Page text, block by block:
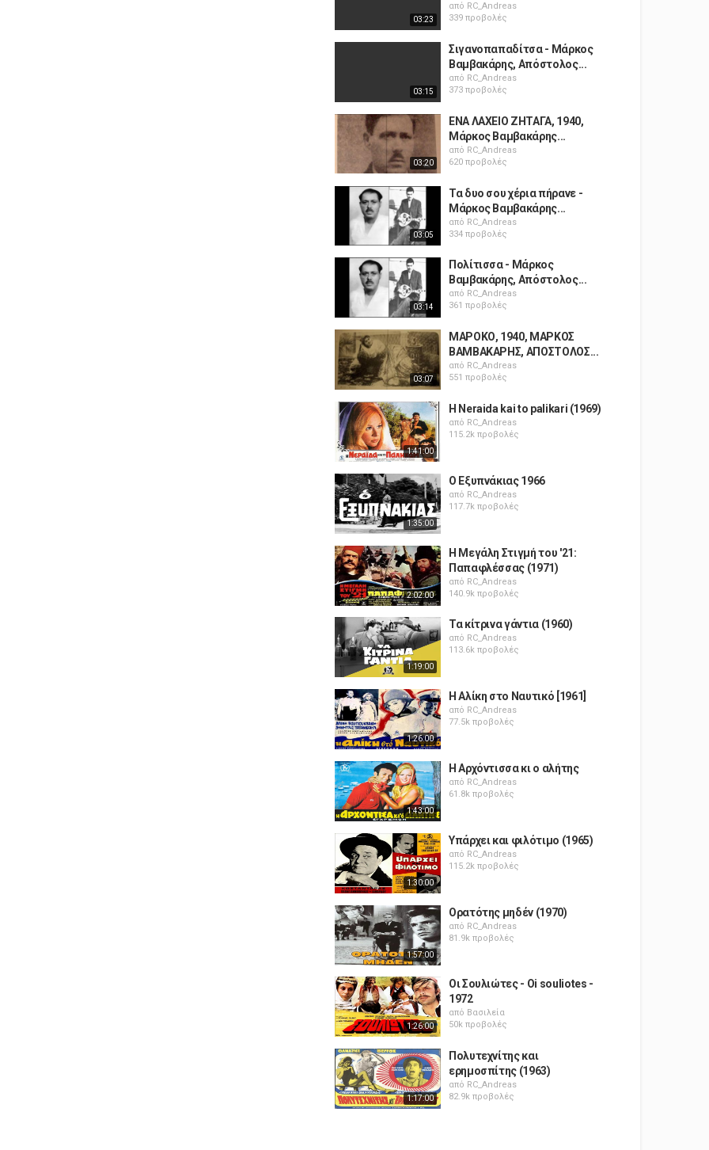
03:23
από RC_Andreas
339 προβολές
03:15
Σιγανοπαπαδίτσα - Mάρκος
Βαμβακάρης, Απόστολος...
από RC_Andreas
373 προβολές
03:20
ΕΝΑ ΛΑΧΕΙΟ ΖΗΤΑΓΑ, 1940,
Μάρκος Βαμβακάρης...
από RC_Andreas
620 προβολές
03:05
Τα δυο σου χέρια πήρανε -
Μάρκος Βαμβακάρης...
από RC_Andreas
334 προβολές
03:14
Πολίτισσα - Μάρκος
Βαμβακάρης, Απόστολος...
από RC_Andreas
361 προβολές
03:07
ΜΑΡΟΚΟ, 1940, ΜΑΡΚΟΣ
ΒΑΜΒΑΚΑΡΗΣ, ΑΠΟΣΤΟΛΟΣ...
από RC_Andreas
551 προβολές
1:41:00
H Neraida kai to palikari (1969)
από RC_Andreas
115.2k προβολές
1:35:00
Ο Εξυπνάκιας 1966
από RC_Andreas
117.7k προβολές
2:02:00
Η Μεγάλη Στιγμή του '21:
Παπαφλέσσας (1971)
από RC_Andreas
140.9k προβολές
1:19:00
Τα κίτρινα γάντια (1960)
από RC_Andreas
113.6k προβολές
1:26:00
Η Αλίκη στο Ναυτικό [1961]
από RC_Andreas
77.5k προβολές
1:43:00
Η Αρχόντισσα κι ο αλήτης
από RC_Andreas
61.8k προβολές
1:30:00
Υπάρχει και φιλότιμο (1965)
από RC_Andreas
115.2k προβολές
1:57:00
Ορατότης μηδέν (1970)
από RC_Andreas
81.9k προβολές
1:26:00
Οι Σουλιώτες - Oi souliotes -
1972
από Βασιλεία
50k προβολές
1:17:00
Πολυτεχνίτης και
ερημοσπίτης (1963)
από RC_Andreas
82.9k προβολές